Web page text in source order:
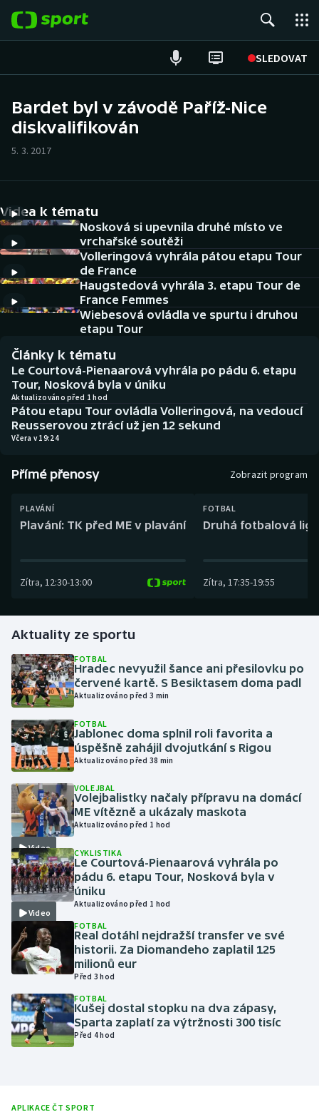
SLEDOVAT
Hokej
Cyklistika
DALŠÍ SPORTY
Americký fotbal
Baseball a softbal
Basketbal
Biatlon
Boby a skeleton
Box
Curling
Golf
Gymnastika
Házená
Jezdectví
Judo
Krasobruslení
Lezení
Lyže a snowboard
Moderní pětiboj
Motorsport
Olympijské hry
Parasport
Plavání
NEPŘEHLÉDNĚTE
Historické návraty
Aplikace ČT sport
AZ kvíz
Bardet byl v závodě Paříž-Nice
diskvalifikován
5. 3. 2017
Videa k tématu
Nosková si upevnila druhé místo ve
vrchařské soutěži
Volleringová vyhrála pátou etapu Tour
de France
Haugstedová vyhrála 3. etapu Tour de
France Femmes
Wiebesová ovládla ve spurtu i druhou
etapu Tour
Články k tématu
Le Courtová-Pienaarová vyhrála po pádu 6. etapu
Tour, Nosková byla v úniku
Aktualizováno před 1 hod
Pátou etapu Tour ovládla Volleringová, na vedoucí
Reusserovou ztrácí už jen 12 sekund
Včera v 19:24
Přímé přenosy Zobrazit program
PLAVÁNÍ
Plavání: TK před ME v plavání
Zítra, 12:30-13:00
FOTBAL
Druhá fotbalová
Zítra, 17:35-19:55
Aktuality ze sportu
FOTBAL
Hradec nevyužil šance ani přesilovku po
červené kartě. S Besiktasem doma padl
Aktualizováno před 3 min
FOTBAL
Jablonec doma splnil roli favorita a
úspěšně zahájil dvojutkání s Rigou
Aktualizováno před 38 min
Video
VOLEJBAL
Volejbalistky načaly přípravu na domácí
ME vítězně a ukázaly maskota
Aktualizováno před 1 hod
Video
CYKLISTIKA
Le Courtová-Pienaarová vyhrála po
pádu 6. etapu Tour, Nosková byla v
úniku
Aktualizováno před 1 hod
FOTBAL
Real dotáhl nejdražší transfer ve své
historii. Za Diomandeho zaplatil 125
milionů eur
Před 3 hod
FOTBAL
Kušej dostal stopku na dva zápasy,
Sparta zaplatí za výtržnosti 300 tisíc
Před 4 hod
APLIKACE ČT SPORT